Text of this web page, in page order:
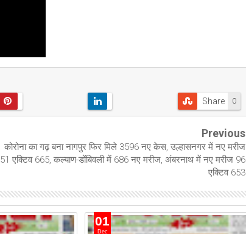
0
Share
Previous
कोरोना का गढ़ बना नागपुर फिर मिले 3596 नए केस, उल्हासनगर में नए मरीज
51 एक्टिव 665, कल्याण-डोंबिवली में 686 नए मरीज, अंबरनाथ में नए मरीज 96
एक्टिव 653
01
Dec